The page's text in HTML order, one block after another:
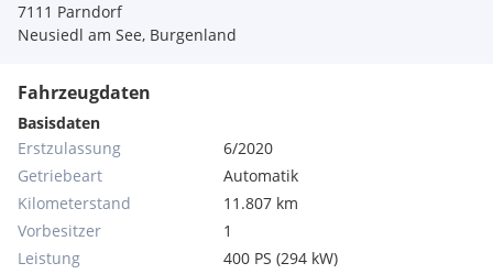
7111 Parndorf
Neusiedl am See, Burgenland
Fahrzeugdaten
Basisdaten
Erstzulassung
6/2020
Getriebeart
Automatik
Kilometerstand
11.807 km
Vorbesitzer
1
Leistung
400 PS (294 kW)